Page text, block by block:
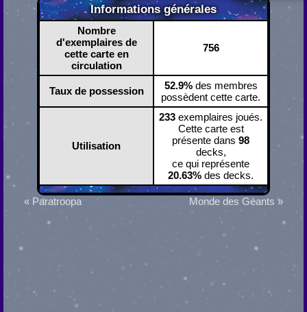
Informations générales
Nombre
d'exemplaires de
cette carte en
circulation
756
Taux de possession 52.9%des membres
possèdent cette carte.
Utilisation
233 exemplaires joués.
Cette carte est
présente dans 98
decks,
ce qui représente
20.63% des decks.
« Paratroopa Monde des Géants »